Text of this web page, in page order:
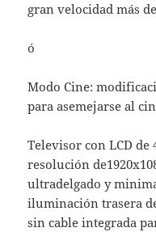
gran velocidad más
ó
Modo Cine:
para asemejarse al
Televisor con LCD de
resolución
ultradelgado y
iluminación trasera
sin cable integrada